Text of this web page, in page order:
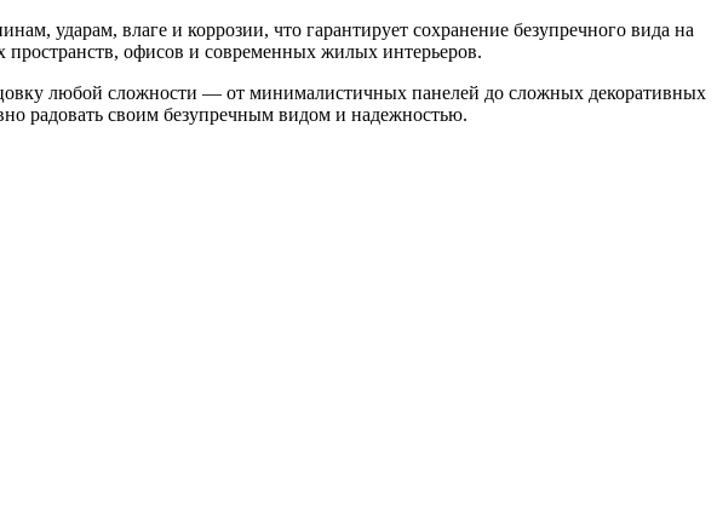
ударам, влаге и коррозии, что гарантирует сохранение безупречного вида на
пространств, офисов и современных жилых интерьеров.
любой сложности — от минималистичных панелей до сложных декоративных
радовать своим безупречным видом и надежностью.